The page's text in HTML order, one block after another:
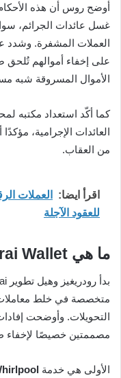
أوضح روس أن هذه
غسل عائدات الجرائم،
العملات المشفرة. وشدد
على إخفاء أموالهم تُلحق
الأموال المسروقة شبه
كما أكّد استعداد مكتبه
العائدات الإجرامية،
من العقاب.
اقرأ ايضا:
للعقود الآجلة
ما هي Samourai Wallet؟
متخصصة في خلط معاملات
التحويلات. وأوضحت
مصممتين خصيصًا لإخفاء
الأولى هي خدمة